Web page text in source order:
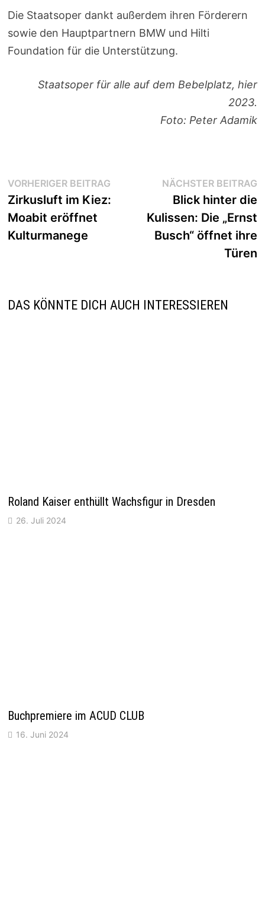
Die Staatsoper dankt außerdem ihren Förderern
sowie den Hauptpartnern BMW und Hilti
Foundation für die Unterstützung.
Staatsoper für alle auf dem Bebelplatz, hier
2023.
Foto: Peter Adamik
Beitragsnavigation
VORHERIGER BEITRAGVorheriger
Beitrag:
Zirkusluft im Kiez:
Moabit eröffnet
Kulturmanege
NÄCHSTER BEITRAG
Blick hinter die
Kulissen: Die „Ernst
Busch“ öffnet ihre
Türen
DAS KÖNNTE DICH AUCH INTERESSIEREN
Roland Kaiser enthüllt Wachsfigur in Dresden
26. Juli 2024
Buchpremiere im ACUD CLUB
16. Juni 2024